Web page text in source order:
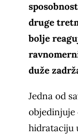
druge
bolje
duže
Jedna od
objedinjuje
hidrataciju